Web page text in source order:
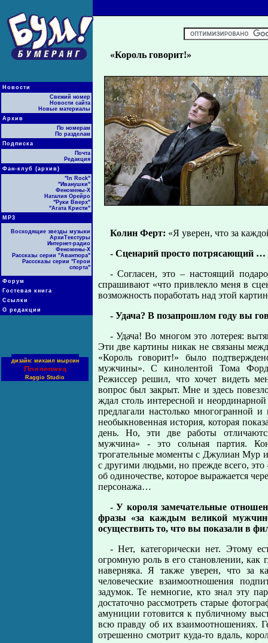
Новости
Свежий номер
Новости сайта
Новые материалы
Архив
По номерам
По разделам
Подписка
Почта
Редакция
Фан-клуб (архив)
"In Rock"
"Иванушки"
Феномены-Х
Наталия Орейро
"Руки Вверх"
"Агата Кристи"
МР3
Восходящие звезды музыки
АрхиТекстуры
Интернет-радио
Феномены-Х
Рассказы серии "Авантюра"
Расссказы серии "Герои
спорта"
Форум
Гостевая книга
Ссылки
О редакции
дизайн: михаил мырсин
Поддержка
Raggio Studio
«Король говорит!»
Колин Ферт: «Я уверен, что за
- Сценарий просто потрясающий …
- Согласен, это – настоящий
спрашивают «что привлекло меня в
возможность поработать над этой
- Удача? В позапрошлом году вы
- Удача! Во многом это лотерея:
Эти две картины никак не связаны
«Король говорит!» было
мужчины». С кинолентой Тома
Режиссер решил, что хочет видеть
вопрос был закрыт. Мне и здесь
ждал столь интересной и
предлагали настолько многогранной
необыкновенная история, которая
день. Но, эти две работы
мужчина» - это сольная партия.
трогательные моменты с Джулиан Мур
с другими людьми, но прежде всего,
об одиночестве, которое выражается
персонажа…
- У короля замечательные
фразы «за каждым великой
осуществить то, что вы показали в
- Нет, категорически нет. Этому
огромную роль в его становлении, как
наверняка. Я также уверен, что за
человеческие взаимоотношения
задумок. Те немногие, кто знал эту
достаточно рассмотреть старые
амуниции готовится к публичному
всю правду об их взаимоотношениях.
отрешенно смотрит куда-то вдаль,